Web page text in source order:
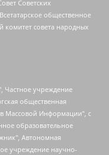
Советских
общественное
совета народных
Каспаров Гарри Кимович, Ходорковский Михаил Борисович, Общество с ограниченной ответственностью "Апрельские тезисы", Данилович Ирина Брониславовна, Кашин Олег Владимирович, Петров Николай Владимирович, Пивоваров Алексей Владимирович, Соколов Михаил Владимирович, Цветкова Юлия Владимировна, Чичваркин Евгений Александрович, Комитет против пыток/Команда против пыток, Общество с ограниченной ответственностью "Первый научный", Общество с ограниченной ответственностью "Вертолет и ко", Белоцерковская Вероника Борисовна, Кац Максим Евгеньевич, Лазарева Татьяна Юрьевна, Шаведдинов Руслан Табризович, Яшин Илья Валерьевич, Общество с ограниченной ответственностью "Иноагент ААВ", Алешковский Дмитрий Петрович, Альбац Евгения Марковна, Быков Дмитрий Львович, Галямина Юлия Евгеньевна, Лойко Сергей Леонидович, Мартынов Кирилл Константинович, Медведев Сергей Александрович, Крашенинников Федор Геннадиевич, Гордеева Катерина Вл